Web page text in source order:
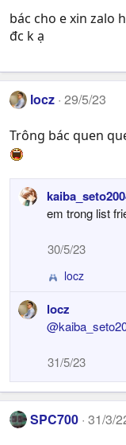
bác cho e xin zalo
đc k ạ
locz 29/5/23
Trông bác quen
em trong list
30/5/23
R
a
c
o
n
s
:
locz
locz
31/5/23
SPC700 31/3/